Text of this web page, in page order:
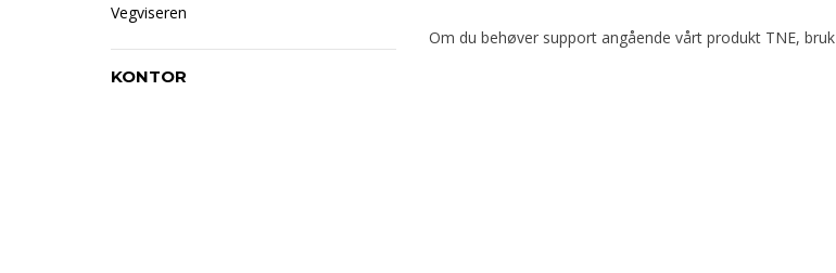
Vegviseren
KONTOR
Om du behøver support angående vårt produkt TNE, bruk